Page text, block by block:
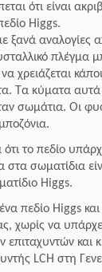
ότι είναι
Higgs.
ξανά αναλογίες
πλέγμα
χρειάζεται
Τα κύματα
σωμάτια. Οι
το πεδίο
στα σωματίδια
Higgs.
πεδίο Higgs
χωρίς να
επιταχυντών και
LCH στη